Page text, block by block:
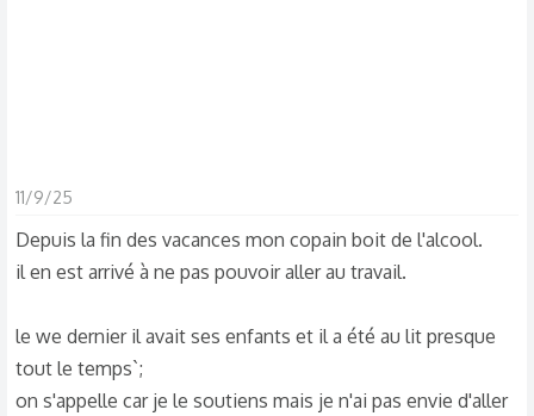
11/9/25
Depuis la fin des vacances mon copain boit de l'alcool.
il en est arrivé à ne pas pouvoir aller au travail.
le we dernier il avait ses enfants et il a été au lit presque
tout le temps`;
on s'appelle car je le soutiens mais je n'ai pas envie d'aller